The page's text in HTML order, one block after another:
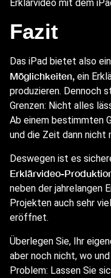
Erklärvideo mit dem
Fazit
Das iPad bietet also
Möglichkeiten, ein
produzieren. Dennoch
Grenzen: Nicht alles
Ab einem bestimmten
und die Zeit dann nicht
Deswegen ist es
Erklärvideo-
neben der jahrelangen
Projekten auch sehr
eröffnet.
Überlegen Sie, Ihr
aber noch nicht, wo
Problem: Lassen Sie